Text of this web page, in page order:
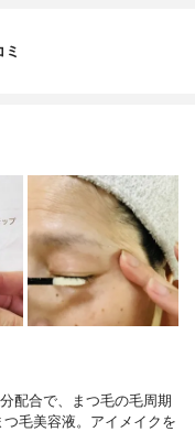
ミ
配合で、まつ毛の毛周期
毛美容液。アイメイクを